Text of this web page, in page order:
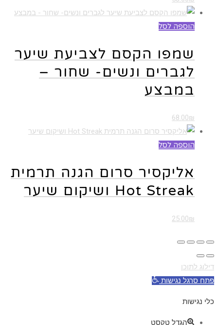
הוספה לסל
שמפו הקסם לצביעת שיער
לגברים ונשים- שחור –
במבצע
68.00₪
הוספה לסל
אליקסיר סרום הגנה תרמית
Hot Streak ושיקום שיער
25.00₪
דילוג לתוכן
פתח סרגל נגישות
כלי נגישות
הגדל טקסט